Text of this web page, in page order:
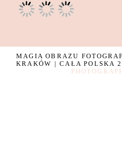
MAGIA OBRAZU
KRAKÓW | CAŁA POLSKA